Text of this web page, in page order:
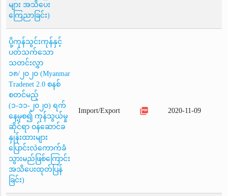
များ အသိပေး
ကြေညာခြင်း)
ပို့ကုန်သွင်းကုန်နှင့်
ပတ်သက်သော
သတင်းလွှာ
၁၈/၂၀၂၀ (Myanmar
Tradenet 2.0 စနစ်
စတင်မည့်
(၁-၁၁-၂၀၂၀) ရက်
နေ့မှစ၍ ကုန်သွယ်မှု
ဆိုင်ရာ ဝန်ဆောင်ခ
နှုန်းထားများ
ပြောင်းလဲကောက်ခံ
သွားမည်ဖြစ်ကြောင်း
အသိပေးထုတ်ပြန်
ခြင်း)
Import/Export picture_as_pdf 2020-11-09